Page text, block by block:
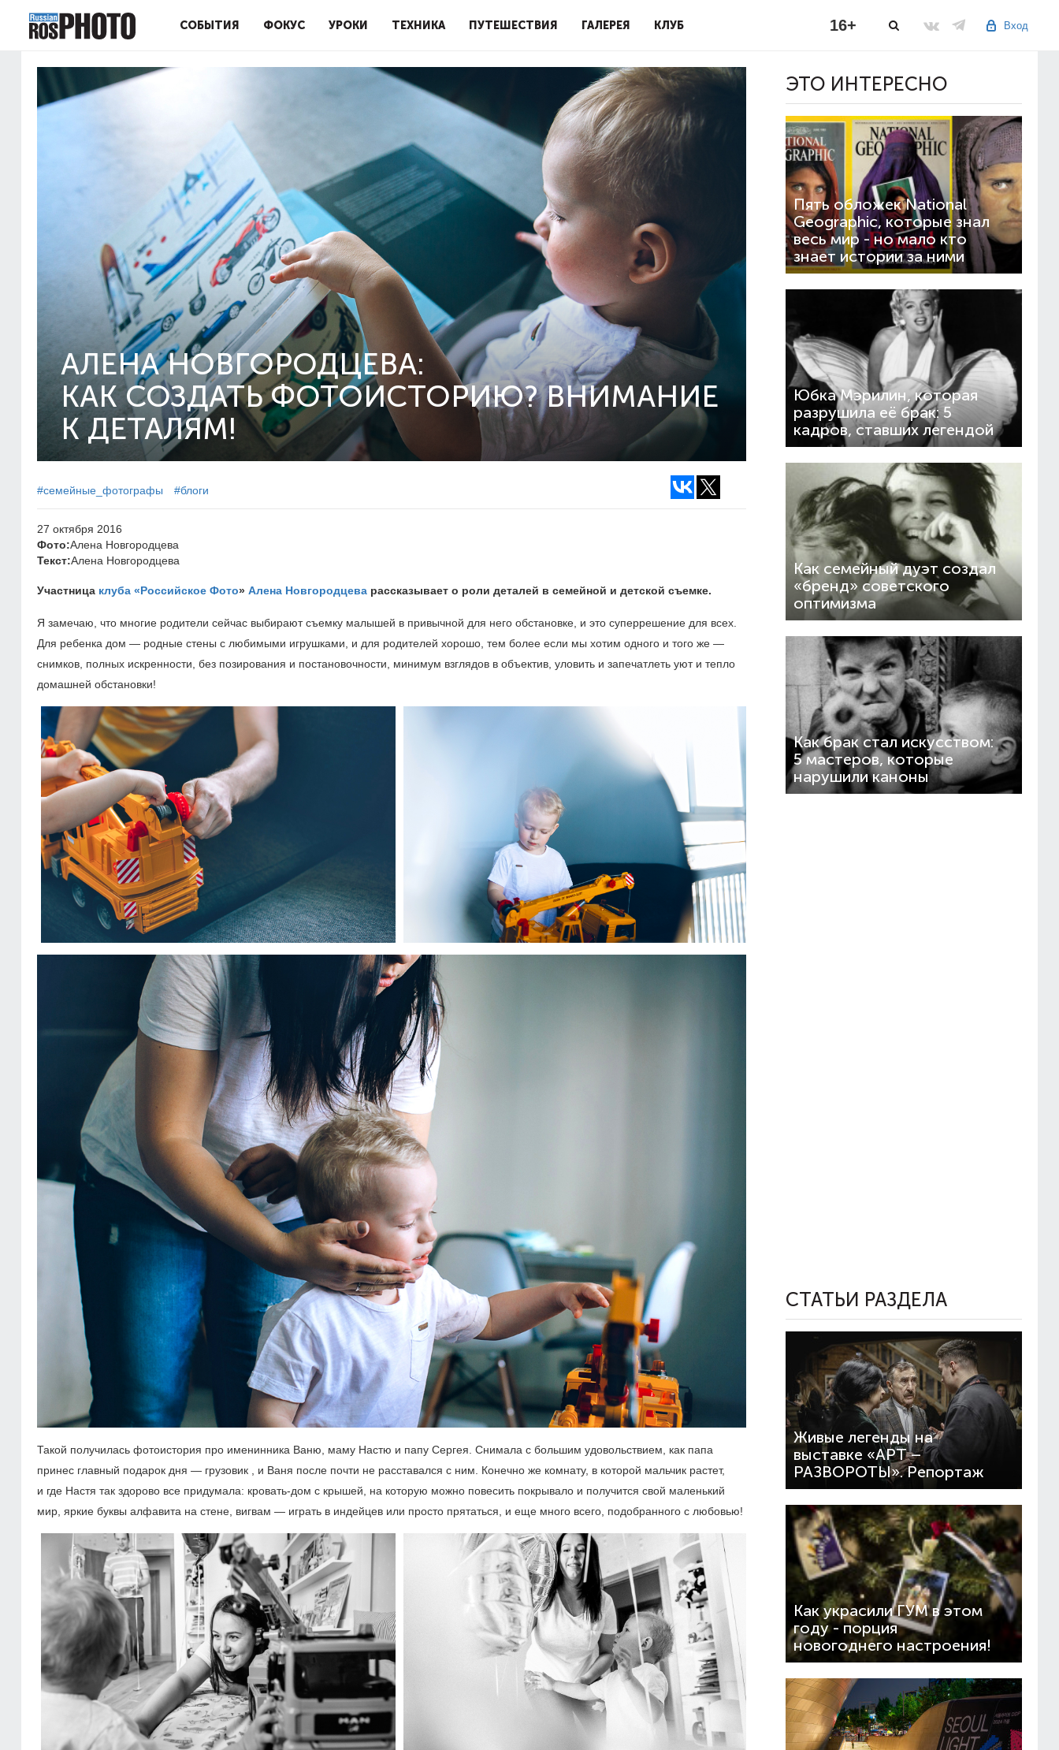
СОБЫТИЯ ФОКУС УРОКИ ТЕХНИКА ПУТЕШЕСТВИЯ ГАЛЕРЕЯ КЛУБ Вход
16+
АЛЕНА НОВГОРОДЦЕВА:
КАК СОЗДАТЬ ФОТОИСТОРИЮ? ВНИМАНИЕ
К ДЕТАЛЯМ!
#семейные_фотографы #блоги
27 октября 2016
Фото:Алена Новгородцева
Текст:Алена Новгородцева
Участница клуба «Российское Фото» Алена Новгородцева рассказывает о роли деталей в семейной и детской съемке.
Я замечаю, что многие родители сейчас выбирают съемку малышей в привычной для него обстановке, и это суперрешение для всех.
Для ребенка дом — родные стены с любимыми игрушками, и для родителей хорошо, тем более если мы хотим одного и того же —
снимков, полных искренности, без позирования и постановочности, минимум взглядов в объектив, уловить и запечатлеть уют и тепло
домашней обстановки!
Такой получилась фотоистория про именинника Ваню, маму Настю и папу Сергея. Снимала с большим удовольствием, как папа
принес главный подарок дня — грузовик , и Ваня после почти не расставался с ним. Конечно же комнату, в которой мальчик растет,
и где Настя так здорово все придумала: кровать-дом с крышей, на которую можно повесить покрывало и получится свой маленький
мир, яркие буквы алфавита на стене, вигвам — играть в индейцев или просто прятаться, и еще много всего, подобранного с любовью!
ЭТО ИНТЕРЕСНО
Пять обложек National
Geographic, которые знал
весь мир - но мало кто
знает истории за ними
Юбка Мэрилин, которая
разрушила её брак: 5
кадров, ставших легендой
Как семейный дуэт создал
«бренд» советского
оптимизма
Как брак стал искусством:
5 мастеров, которые
нарушили каноны
СТАТЬИ РАЗДЕЛА
Живые легенды на
выставке «АРТ –
РАЗВОРОТЫ». Репортаж
Как украсили ГУМ в этом
году - порция
новогоднего настроения!